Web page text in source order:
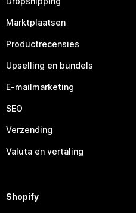
Marktplaatsen
Productrecensies
Upselling en bundels
E-mailmarketing
SEO
Verzending
Valuta en vertaling
Shopify